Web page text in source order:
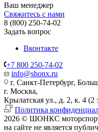
Ваш менеджер
Свяжитесь с нами
8 (800) 250-74-02
Задать вопрос
Вконтакте
+7 800 250-74-02
info@shonx.ru
г. Санкт-Петербург,
г. Москва,
Крылатская ул., д. 2, к. 4 (2
Политика
2026 © ШОНКС
на сайте не является